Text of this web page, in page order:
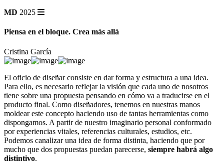
MD 2025
Piensa en el bloque. Crea más allá
Cristina García
El oficio de diseñar consiste en dar forma y estructura a una idea.
Para ello, es necesario reflejar la visión que cada uno de nosotros
tiene sobre una propuesta pensando en cómo va a traducirse en el
producto final. Como diseñadores, tenemos en nuestras manos
moldear este concepto haciendo uso de tantas herramientas como
dispongamos. A partir de nuestro imaginario personal conformado
por experiencias vitales, referencias culturales, estudios, etc.
Podemos canalizar una idea de forma distinta, haciendo que por
mucho que dos propuestas puedan parecerse, siempre habrá algo
distintivo.